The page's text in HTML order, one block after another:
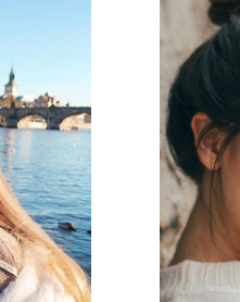
Blauw
Plastic
M
136 mm
140 mm
137 mm
170 gr